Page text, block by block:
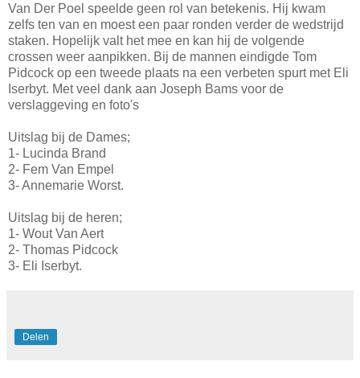
Van Der Poel speelde geen rol van betekenis. Hij kwam
zelfs ten van en moest een paar ronden verder de wedstrijd
staken. Hopelijk valt het mee en kan hij de volgende
crossen weer aanpikken. Bij de mannen eindigde Tom
Pidcock op een tweede plaats na een verbeten spurt met Eli
Iserbyt. Met veel dank aan Joseph Bams voor de
verslaggeving en foto's
Uitslag bij de Dames;
1- Lucinda Brand
2- Fem Van Empel
3- Annemarie Worst.
Uitslag bij de heren;
1- Wout Van Aert
2- Thomas Pidcock
3- Eli Iserbyt.
Delen